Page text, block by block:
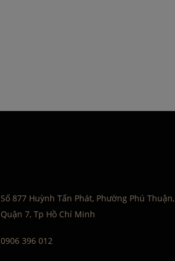
Số 877 Huỳnh Tấn Phát, Phường Phú Thuận,
Quận 7, Tp Hồ Chí Minh
0906 396 012